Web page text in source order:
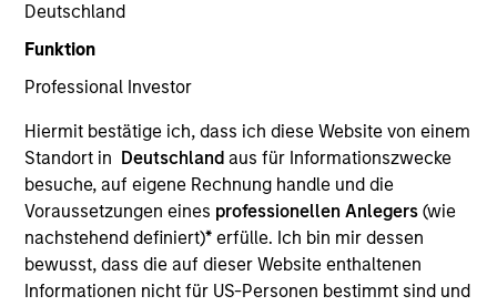
Deutschland
Funktion
Professional Investor
Hiermit bestätige ich, dass ich diese Website von einem
Standort in Deutschland aus für Informationszwecke
besuche, auf eigene Rechnung handle und die
Voraussetzungen eines professionellen Anlegers(wie
nachstehend definiert)* erfülle. Ich bin mir dessen
bewusst, dass die auf dieser Website enthaltenen
Informationen nicht für US-Personen bestimmt sind und
Auflegung
130+